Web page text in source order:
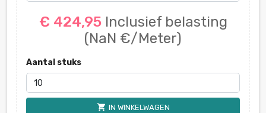
€ 424,95 Inclusief belasting
(NaN €/Meter)
Aantal stuks
shopping_cart IN WINKELWAGEN